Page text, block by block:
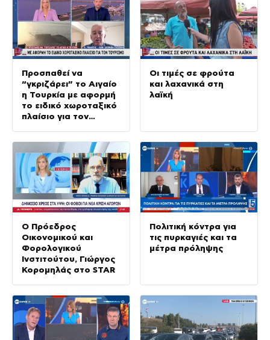
Προσπαθεί να
“γκριζάρει” το Αιγαίο
η Τουρκία με αφορμή
το ειδικό χωροταξικό
πλαίσιο για τον
Οι τιμές σε φρούτα
και λαχανικά στη
λαϊκή
Ο Πρόεδρος
Οικονομικού και
Φορολογικού
Ινστιτούτου, Γιώργος
Κορομηλάς στο STAR
Πολιτική κόντρα για
τις πυρκαγιές και τα
μέτρα πρόληψης